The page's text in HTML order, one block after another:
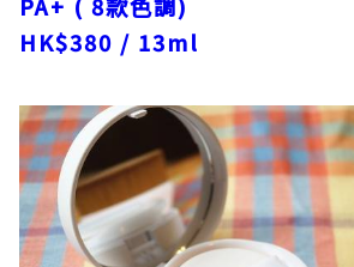
HK$380 / 13ml